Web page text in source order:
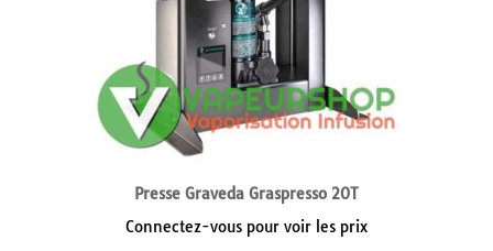
Presse Graveda Graspresso 20T
Connectez-vous pour voir les prix